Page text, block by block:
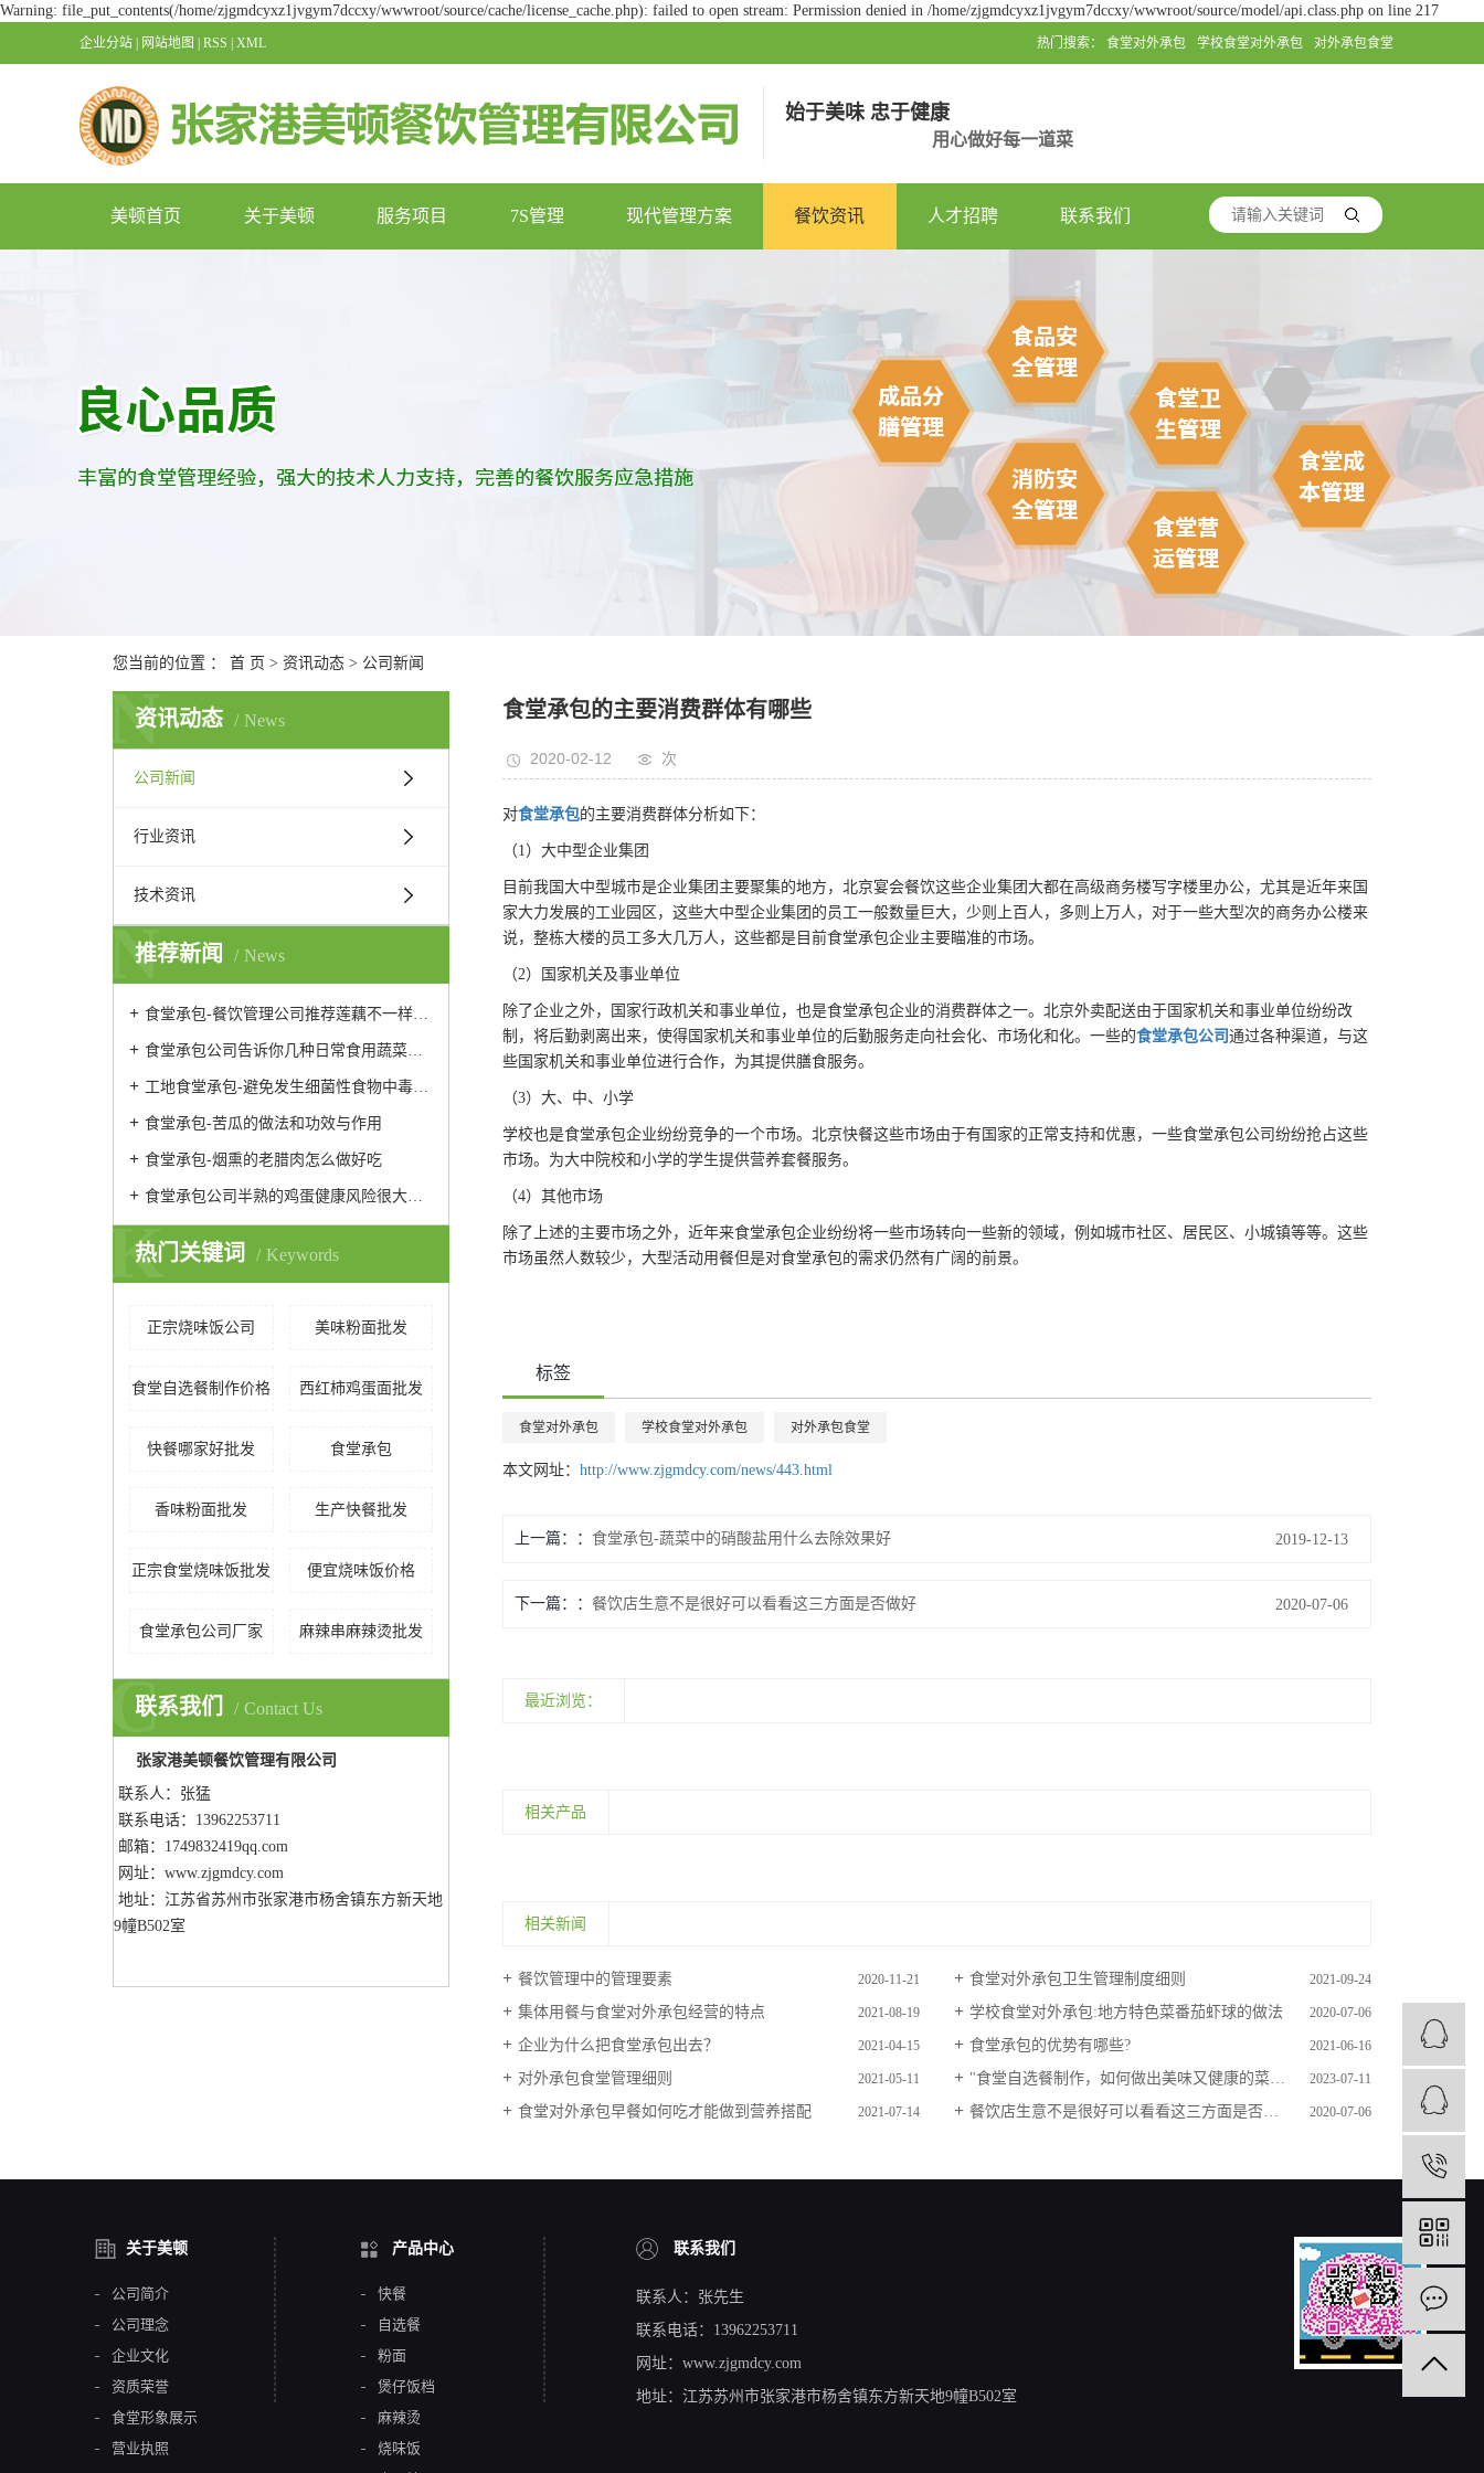
Warning: file_put_contents(/home/zjgmdcyxz1jvgym7dccxy/wwwroot/source/cache/license_cache.php): failed to open stream: Permission denied in /home/zjgmdcyxz1jvgym7dccxy/wwwroot/source/model/api.class.php on line 217
企业分站 网站地图 RSS XML 热门搜索： 食堂对外承包 学校食堂对外承包 对外承包食堂
始于美味 忠于健康
用心做好每一道菜
美顿首页 关于美顿 服务项目 7S管理 现代管理方案 餐饮资讯 人才招聘 联系我们
您当前的位置 ： 首 页 > 资讯动态 > 公司新闻
资讯动态 News
N
公司新闻
行业资讯
技术资讯
推荐新闻 News
N
食堂承包-餐饮管理公司推荐莲藕不一样的做法
食堂承包公司告诉你几种日常食用蔬菜的保鲜方法
工地食堂承包-避免发生细菌性食物中毒的预防性措施
食堂承包-苦瓜的做法和功效与作用
食堂承包-烟熏的老腊肉怎么做好吃
食堂承包公司半熟的鸡蛋健康风险很大易引发腹泻发烧
热门关键词 Keywords
K
正宗烧味饭公司 美味粉面批发
食堂自选餐制作价格 西红柿鸡蛋面批发
快餐哪家好批发 食堂承包
香味粉面批发 生产快餐批发
正宗食堂烧味饭批发 便宜烧味饭价格
食堂承包公司厂家 麻辣串麻辣烫批发
联系我们 Contact Us
C
张家港美顿餐饮管理有限公司
联系人：张猛
联系电话：13962253711
邮箱：1749832419qq.com
网址：www.zjgmdcy.com
地址： 江苏省苏州市张家港市杨舍镇东方新天地
9幢B502室
食堂承包的主要消费群体有哪些
2020-02-12 次
对食堂承包的主要消费群体分析如下：
（1）大中型企业集团
目前我国大中型城市是企业集团主要聚集的地方，北京宴会餐饮这些企业集团大都在高级商务楼写字楼里办公，尤其是近年来国
家大力发展的工业园区，这些大中型企业集团的员工一般数量巨大，少则上百人，多则上万人，对于一些大型次的商务办公楼来
说，整栋大楼的员工多大几万人，这些都是目前食堂承包企业主要瞄准的市场。
（2）国家机关及事业单位
除了企业之外，国家行政机关和事业单位，也是食堂承包企业的消费群体之一。北京外卖配送由于国家机关和事业单位纷纷改
制，将后勤剥离出来，使得国家机关和事业单位的后勤服务走向社会化、市场化和化。一些的食堂承包公司 通过各种渠道，与这
些国家机关和事业单位进行合作，为其提供膳食服务。
（3）大、中、小学
学校也是食堂承包企业纷纷竞争的一个市场。北京快餐这些市场由于有国家的正常支持和优惠，一些食堂承包公司纷纷抢占这些
市场。为大中院校和小学的学生提供营养套餐服务。
（4）其他市场
除了上述的主要市场之外，近年来食堂承包企业纷纷将一些市场转向一些新的领域，例如城市社区、居民区、小城镇等等。这些
市场虽然人数较少，大型活动用餐但是对食堂承包的需求仍然有广阔的前景。
标签
食堂对外承包 学校食堂对外承包 对外承包食堂
本文网址： http://www.zjgmdcy.com/news/443.html
上一篇： 食堂承包-蔬菜中的硝酸盐用什么去除效果好 2019-12-13
下一篇： 餐饮店生意不是很好可以看看这三方面是否做好 2020-07-06
最近浏览：
相关产品
相关新闻
餐饮管理中的管理要素 2020-11-21 食堂对外承包卫生管理制度细则 2021-09-24
集体用餐与食堂对外承包经营的特点 2021-08-19 学校食堂对外承包:地方特色菜番茄虾球的做法 2020-07-06
企业为什么把食堂承包出去？ 2021-04-15 食堂承包的优势有哪些? 2021-06-16
对外承包食堂​管理细则 2021-05-11 "食堂自选餐制作，如何做出美味又健康的菜品？" 2023-07-11
食堂对外承包早餐如何吃才能做到营养搭配 2021-07-14 餐饮店生意不是很好可以看看这三方面是否做好 2020-07-06
关于美顿
公司简介
公司理念
企业文化
资质荣誉
食堂形象展示
营业执照
产品中心
快餐
自选餐
粉面
煲仔饭档
麻辣烫
烧味饭
联系我们
联系人：张先生
联系电话：13962253711
网址：www.zjgmdcy.com
地址：江苏苏州市张家港市杨舍镇东方新天地9幢B502室